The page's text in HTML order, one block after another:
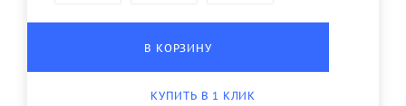
В КОРЗИНУ
КУПИТЬ В 1 КЛИК